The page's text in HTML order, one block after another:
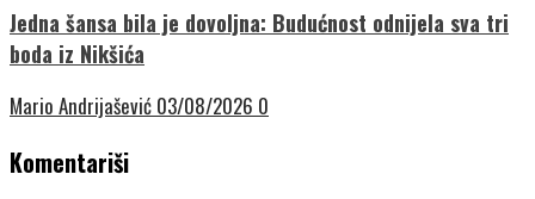
Jedna šansa bila je dovoljna: Budućnost odnijela sva tri
boda iz Nikšića
Mario Andrijašević 03/08/2026 0
Komentariši